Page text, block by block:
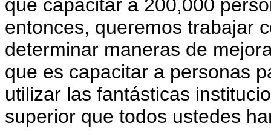
que capacitar a 200,000
entonces, queremos trabajar
determinar maneras de
que es capacitar a personas
utilizar las fantásticas
superior que todos ustedes